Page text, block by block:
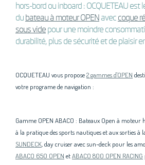
hors-bord ou inboard : OCQUETEAU est
du bateau à moteur OPEN avec coque
sous vide pour une moindre
durabilité, plus de sécurité et de plaisir
OCQUETEAU vous propose2 gammes d'OPEN
votre programe de navigation :
Gamme OPEN ABACO : Bateaux Open à moteur
à la pratique des sports nautiques et aux sorties à
SUNDECK , day cruiser avec sun-deck pour les
ABACO 650 OPEN etABACO 800 OPEN RACING